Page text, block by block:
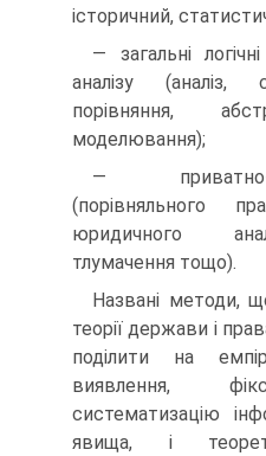
історичний,
— загальні
аналізу (аналіз,
порівняння,
моделювання);
— приватно-
(порівняльного
юридичного
тлумачення тощо).
Названі методи,
теорії держави і
поділити на
виявлення,
систематизацію
явища, і